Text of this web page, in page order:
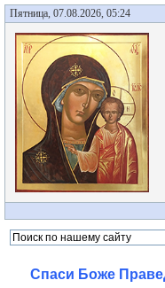
Пятница, 07.08.2026, 05:24
Спаси Боже